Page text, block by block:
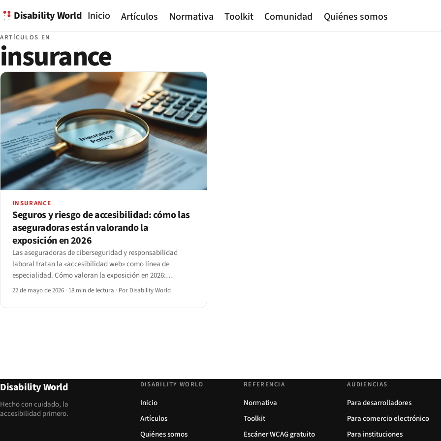
Disability World Inicio Artículos Normativa Toolkit Comunidad Quiénes somos
ARTÍCULOS EN
insurance
INSURANCE
Seguros y riesgo de accesibilidad: cómo las
aseguradoras están valorando la
exposición en 2026
Las aseguradoras de ciberseguridad y responsabilidad
laboral tratan la «accesibilidad web» como línea de
especialidad. Cómo valoran la exposición en 2026:
cuestionarios previos, condiciones de auditoría,
renovación.
22 de mayo de 2026 · 18 min de lectura · Por Disability World
Disability World
Hecho con cuidado, la
accesibilidad primero.
DISABILITY WORLD
Inicio
Artículos
Quiénes somos
REFERENCIA
Normativa
Toolkit
Escáner WCAG gratuito
AUDIENCIAS
Para desarrolladores
Para comercio electrónico
Para instituciones